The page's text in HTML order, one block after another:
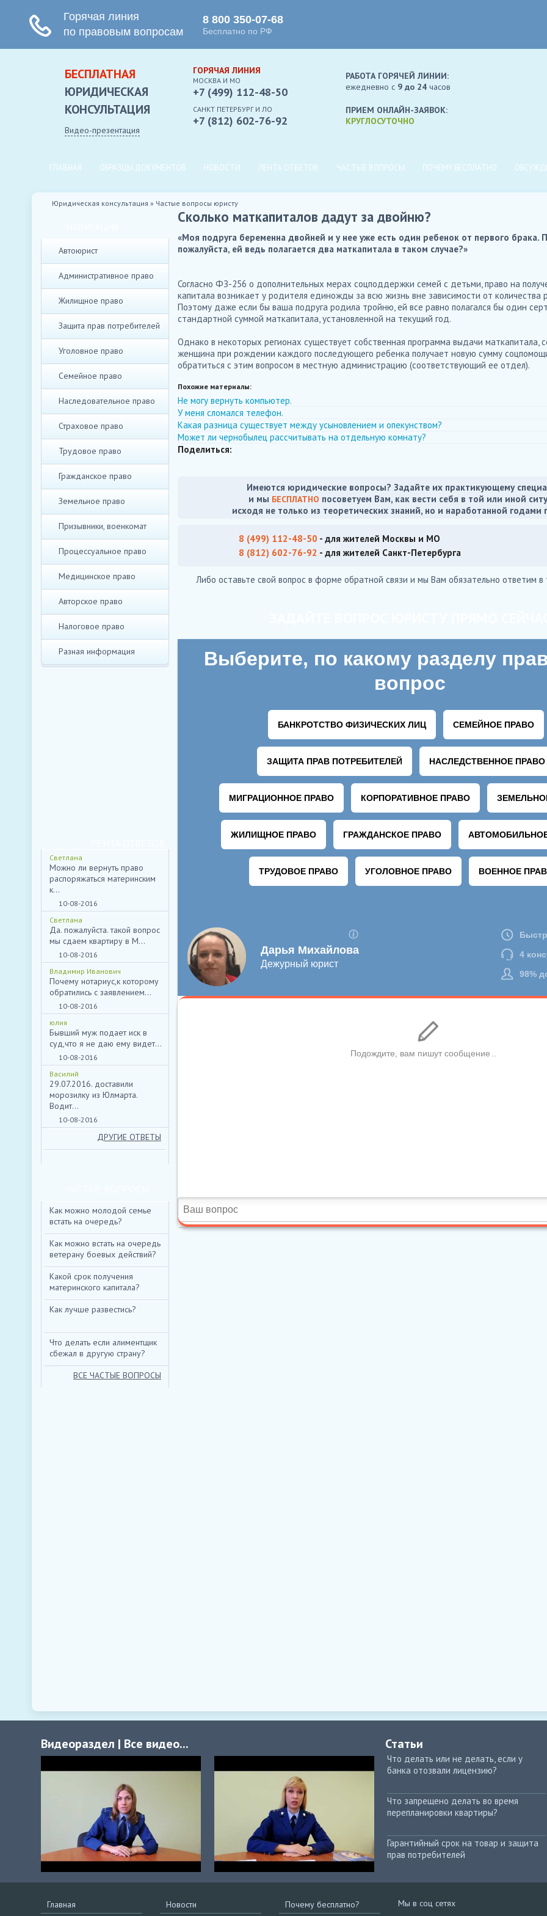
БЕСПЛАТНАЯ
ЮРИДИЧЕСКАЯ
КОНСУЛЬТАЦИЯ
Видео-презентация
ГОРЯЧАЯ ЛИНИЯ
МОСКВА И МО
+7 (499) 112-48-50
CАНКТ ПЕТЕРБУРГ И ЛО
+7 (812) 602-76-92
РАБОТА ГОРЯЧЕЙ ЛИНИИ:
ежедневно c 9 до 24 часов
ПРИЕМ ОНЛАЙН-ЗАЯВОК:
КРУГЛОСУТОЧНО
ГЛАВНАЯ ОБРАЗЦЫ ДОКУМЕНТОВ НОВОСТИ ЛЕНТА ОТВЕТОВ ЧАСТЫЕ ВОПРОСЫ ПОЧЕМУ БЕСПЛАТНО
Юридическая консультация » Частые вопросы юристу
Автоюрист
Административное право
Жилищное право
Защита прав потребителей
Уголовное право
Семейное право
Наследовательное право
Страховое право
Трудовое право
Гражданское право
Земельное право
Призывники, военкомат
Процессуальное право
Медицинское право
Авторское право
Налоговое право
Разная информация
Светлана
Можно ли вернуть право
распоряжаться материнским
к...
10-08-2016
Светлана
Да. пожалуйста. такой вопрос
мы сдаем квартиру в М...
10-08-2016
Владимир Иванович
Почему нотариус,к которому
обратились с заявлением...
10-08-2016
юлия
Бывший муж подает иск в
суд,что я не даю ему видет...
10-08-2016
Василий
29.07.2016. доставили
морозилку из Юлмарта.
Водит...
10-08-2016
ДРУГИЕ ОТВЕТЫ
Как можно молодой семье
встать на очередь?
Как можно встать на очередь
ветерану боевых действий?
Какой срок получения
материнского капитала?
Как лучше развестись?
Что делать если алиментщик
сбежал в другую страну?
ВСЕ ЧАСТЫЕ ВОПРОСЫ
Сколько маткапиталов дадут за двойню?
«Моя подруга беременна двойней и у нее уже есть один ребенок от первого брака.
пожалуйста, ей ведь полагается два маткапитала в таком случае?»
Согласно ФЗ-256 о дополнительных мерах соцподдержки семей с детьми, право на
капитала возникает у родителя единожды за всю жизнь вне зависимости от
Поэтому даже если бы ваша подруга родила тройню, ей все равно полагался бы один
стандартной суммой маткапитала, установленной на текущий год.
Однако в некоторых регионах существует собственная программа выдачи маткапитала,
женщина при рождении каждого последующего ребенка получает новую сумму
обратиться с этим вопросом в местную администрацию (соответствующий ее отдел).
Похожие материалы:
Не могу вернуть компьютер.
У меня сломался телефон.
Какая разница существует между усыновлением и опекунством?
Может ли чернобылец рассчитывать на отдельную комнату?
Поделиться:
Имеются юридические вопросы? Задайте их практикующему
и мы БЕСПЛАТНО посоветуем Вам, как вести себя в той или иной
исходя не только из теоретических знаний, но и наработанной годами
8 (499) 112-48-50 - для жителей Москвы и МО
8 (812) 602-76-92 - для жителей Санкт-Петербурга
Либо оставьте свой вопрос в форме обратной связи и мы Вам обязательно ответим
E-MAIL:
ТЕКСТ:
Видеораздел | Все видео... Статьи
Что делать или не делать, если у
банка отозвали лицензию?
Что запрещено делать во время
перепланировки квартиры?
Гарантийный срок на товар и защита
прав потребителей
Главная Новости Почему бесплатно? Мы в соц сетях